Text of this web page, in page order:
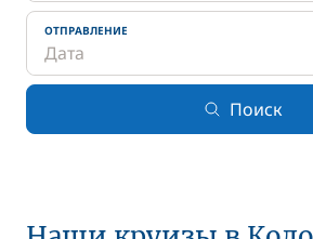
ОТПРАВЛЕНИЕ
Поиск